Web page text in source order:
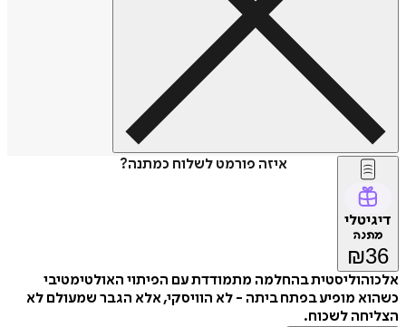
איזה פורמט לשלוח כמתנה?
דיגיטלי
מתנה
₪36
אלכוהוליסטית בהחלמה מתמודדת עם הפיתוי האולטימטיבי
כשהוא מופיע בפתח ביתה - לא הוויסקי, אלא הגבר שמעולם לא
הצליחה לשכוח.